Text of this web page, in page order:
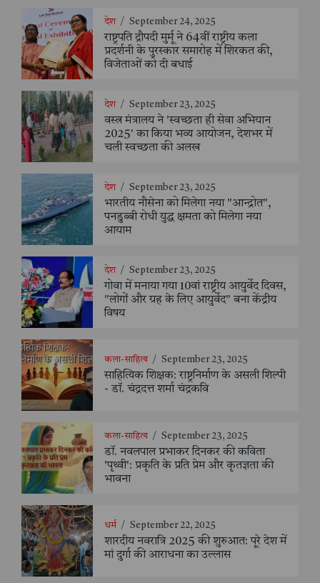
देश / September 24, 2025
राष्ट्रपति द्रौपदी मुर्मू ने 64वीं राष्ट्रीय कला
प्रदर्शनी के पुरस्कार समारोह में शिरकत की,
विजेताओं को दी बधाई
देश / September 23, 2025
वस्त्र मंत्रालय ने 'स्वच्छता ही सेवा अभियान
2025' का किया भव्य आयोजन, देशभर में
चली स्वच्छता की अलख
देश / September 23, 2025
भारतीय नौसेना को मिलेगा नया "आन्द्रोत",
पनडुब्बी रोधी युद्ध क्षमता को मिलेगा नया
आयाम
देश / September 23, 2025
गोवा में मनाया गया 10वां राष्ट्रीय आयुर्वेद दिवस,
"लोगों और ग्रह के लिए आयुर्वेद" बना केंद्रीय
विषय
कला-साहित्य / September 23, 2025
साहित्यिक शिक्षक: राष्ट्रनिर्माण के असली शिल्पी
- डॉ. चंद्रदत्त शर्मा चंद्रकवि
कला-साहित्य / September 23, 2025
डॉ. नवलपाल प्रभाकर दिनकर की कविता
'पृथ्वी': प्रकृति के प्रति प्रेम और कृतज्ञता की
भावना
धर्म / September 22, 2025
शारदीय नवरात्रि 2025 की शुरुआत: पूरे देश में
मां दुर्गा की आराधना का उल्लास